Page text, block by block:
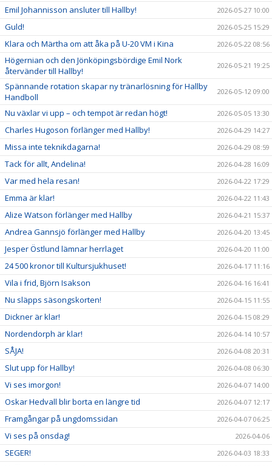
Emil Johannisson ansluter till Hallby! 2026-05-27 10:00
Guld! 2026-05-25 15:29
Klara och Märtha om att åka på U-20 VM i Kina 2026-05-22 08:56
Högernian och den Jönköpingsbördige Emil Nork
återvänder till Hallby!
2026-05-21 19:25
Spännande rotation skapar ny tränarlösning för Hallby
Handboll
2026-05-12 09:00
Nu växlar vi upp – och tempot är redan högt! 2026-05-05 13:30
Charles Hugoson förlänger med Hallby! 2026-04-29 14:27
Missa inte teknikdagarna! 2026-04-29 08:59
Tack för allt, Andelina! 2026-04-28 16:09
Var med hela resan! 2026-04-22 17:29
Emma är klar! 2026-04-22 11:43
Alize Watson förlänger med Hallby 2026-04-21 15:37
Andrea Gannsjö förlänger med Hallby 2026-04-20 13:45
Jesper Östlund lämnar herrlaget 2026-04-20 11:00
24 500 kronor till Kultursjukhuset! 2026-04-17 11:16
Vila i frid, Björn Isakson 2026-04-16 16:41
Nu släpps säsongskorten! 2026-04-15 11:55
Dickner är klar! 2026-04-15 08:29
Nordendorph är klar! 2026-04-14 10:57
SÅJA! 2026-04-08 20:31
Slut upp för Hallby! 2026-04-08 06:30
Vi ses imorgon! 2026-04-07 14:00
Oskar Hedvall blir borta en längre tid 2026-04-07 12:17
Framgångar på ungdomssidan 2026-04-07 06:25
Vi ses på onsdag! 2026-04-06
SEGER! 2026-04-03 18:33